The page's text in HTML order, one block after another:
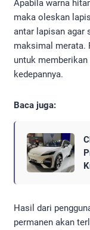
Apabila warna
maka oleskan
antar lapisan agar
maksimal merata.
untuk
kedepannya.
Baca juga:
Hasil dari
permanen akan